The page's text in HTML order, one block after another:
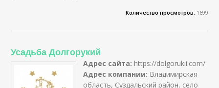
Количество просмотров: 1699
Усадьба Долгорукий
Адрес сайта: https://dolgorukii.com/
Адрес компании: Владимирская
область, Суздальский район, село